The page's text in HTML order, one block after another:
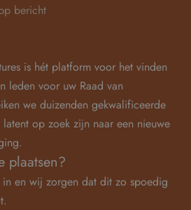
bericht
is hét platform voor het vinden
leden voor uw Raad van
we duizenden gekwalificeerde
op zoek zijn naar een nieuwe
plaatsen?
in en wij zorgen dat dit zo spoedig